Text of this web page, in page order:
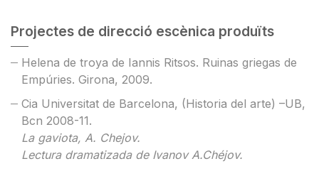
Projectes de direcció escènica produïts
Helena de troya de Iannis Ritsos. Ruinas griegas de
Empúries. Girona, 2009.
Cia Universitat de Barcelona, (Historia del arte) –UB,
Bcn 2008-11.
La gaviota, A. Chejov.
Lectura dramatizada de Ivanov A.Chéjov.